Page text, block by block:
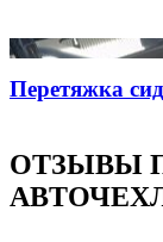
Перетяжка
ОТЗЫВЫ